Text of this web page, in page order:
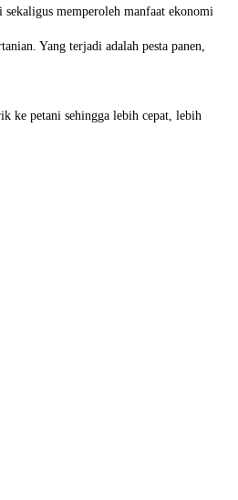
sekaligus memperoleh manfaat ekonomi
Yang terjadi adalah pesta panen,
ke petani sehingga lebih cepat, lebih